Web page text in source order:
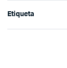
Etiqueta